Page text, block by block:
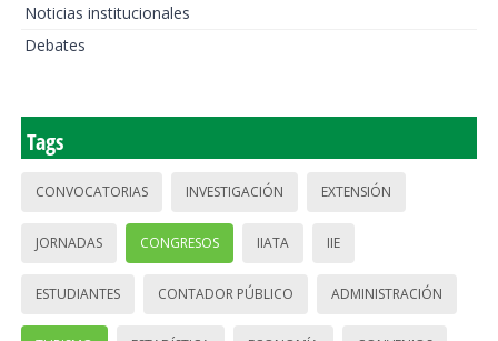
Noticias institucionales
Debates
Tags
CONVOCATORIAS INVESTIGACIÓN EXTENSIÓN
JORNADAS CONGRESOS IIATA IIE
ESTUDIANTES CONTADOR PÚBLICO ADMINISTRACIÓN